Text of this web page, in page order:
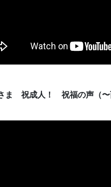
ま 祝成人！ 祝福の声（〜